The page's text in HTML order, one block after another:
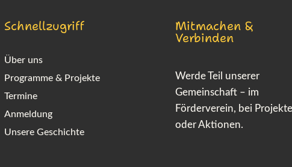
Schnellzugriff
Über uns
Programme & Projekte
Termine
Anmeldung
Unsere Geschichte
Mitmachen &
Verbinden
Werde Teil unserer
Gemeinschaft – im
Förderverein, bei
oder Aktionen.